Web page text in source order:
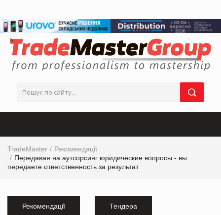
TradeMaster
Рекомендації
Передавая на аутсорсинг юридические вопросы - вы
передаете ответственность за результат
Рекомендації Тендера